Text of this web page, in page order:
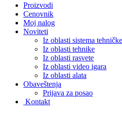
Proizvodi
Cenovnik
Moj nalog
Noviteti
Iz oblasti sistema
Iz oblasti tehnike
Iz oblasti rasvete
Iz oblasti video igara
Iz oblasti alata
Obaveštenja
Prijava za posao
Kontakt